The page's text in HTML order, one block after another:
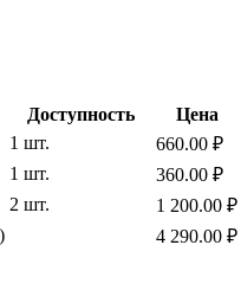
Доступность
Цена
1 шт. 660.00 ₽
1 шт. 360.00 ₽
2 шт. 1 200.00 ₽
4 290.00 ₽